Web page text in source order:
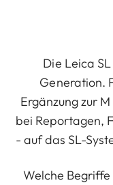
Die Leica
Generation.
Ergänzung zur
bei Reportagen,
- auf das SL-
Welche